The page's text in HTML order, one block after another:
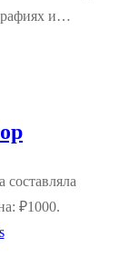
и…
составляла
₽1000.